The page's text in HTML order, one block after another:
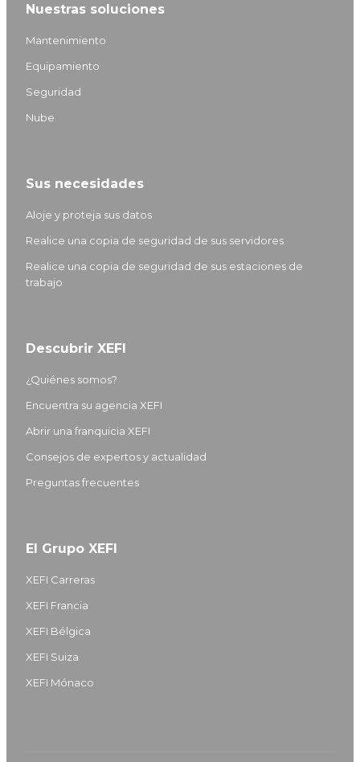
k
e
n
t
a
a
T
u
e
Nuestras soluciones
Mantenimiento
Equipamiento
Seguridad
Nube
Sus necesidades
Aloje y proteja sus datos
Realice una copia de seguridad de sus servidores
Realice una copia de seguridad de sus estaciones de
trabajo
Descubrir XEFI
¿Quiénes somos?
Encuentra su agencia XEFI
Abrir una franquicia XEFI
Consejos de expertos y actualidad
Preguntas frecuentes
El Grupo XEFI
XEFI Carreras
XEFI Francia
XEFI Bélgica
XEFI Suiza
XEFI Mónaco